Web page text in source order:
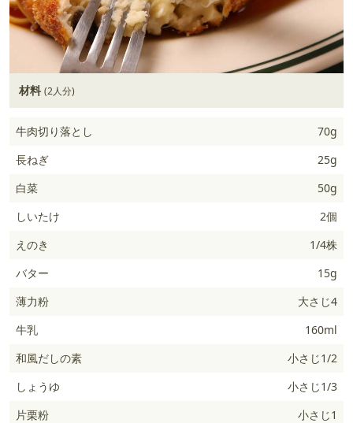
材料 (2人分)
牛肉切り落とし
70g
長ねぎ
25g
白菜
50g
しいたけ
2個
えのき
1/4株
バター
15g
薄力粉
大さじ4
牛乳
160ml
和風だしの素
小さじ1/2
しょうゆ
小さじ1/3
片栗粉
小さじ1